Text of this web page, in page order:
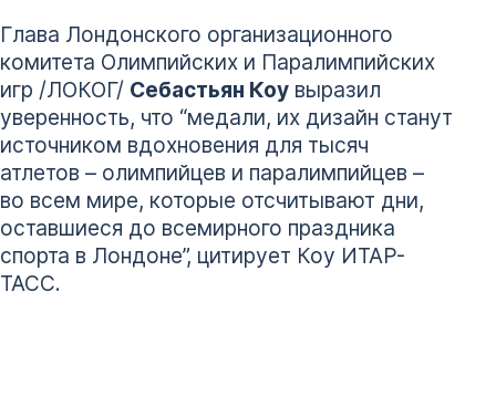
Глава Лондонского организационного
комитета Олимпийских и Паралимпийских
игр /ЛОКОГ/ Себастьян Коу выразил
уверенность, что “медали, их дизайн станут
источником вдохновения для тысяч
атлетов – олимпийцев и паралимпийцев –
во всем мире, которые отсчитывают дни,
оставшиеся до всемирного праздника
спорта в Лондоне”, цитирует Коу ИТАР-
ТАСС.